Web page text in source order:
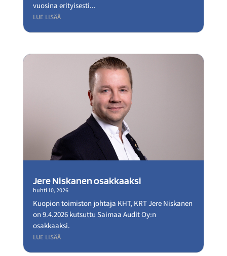
vuosina erityisesti...
LUE LISÄÄ
Jere Niskanen osakkaaksi
huhti 10, 2026
Kuopion toimiston johtaja KHT, KRT Jere Niskanen
on 9.4.2026 kutsuttu Saimaa Audit Oy:n
osakkaaksi.
LUE LISÄÄ